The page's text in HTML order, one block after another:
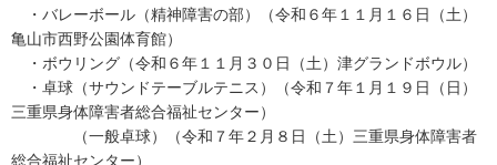
・バレーボール（精神障害の部）（令和６年１１月１６日（土）
亀山市西野公園体育館）
・ボウリング（令和６年１１月３０日（土）津グランドボウル）
・卓球（サウンドテーブルテニス）（令和７年１月１９日（日）
三重県身体障害者総合福祉センター）
（一般卓球）（令和７年２月８日（土）三重県身体障害者
総合福祉センター）